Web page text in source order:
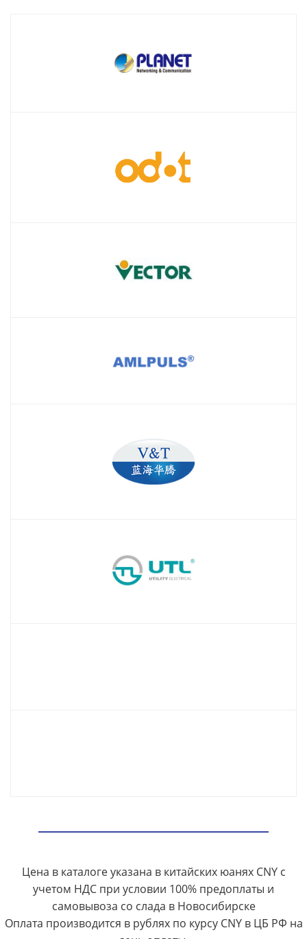
Цена в каталоге указана в китайских юанях CNY с
учетом НДС при условии 100% предоплаты и
самовывоза со слада в Новосибирске
Оплата производится в рублях по курсу CNY в ЦБ РФ на